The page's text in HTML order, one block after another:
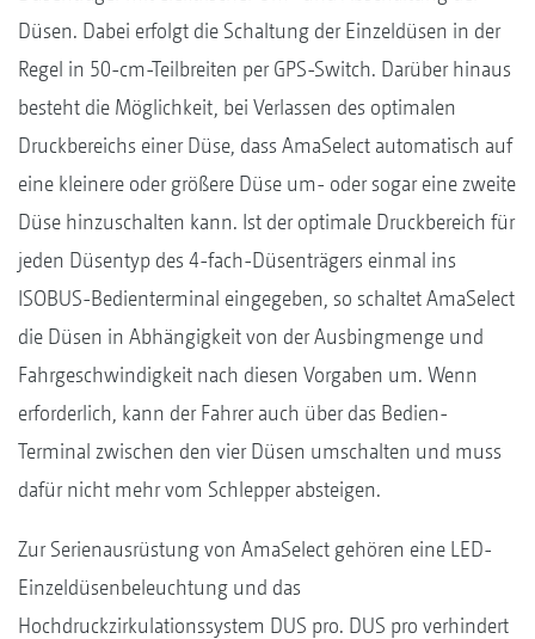
Düsen. Dabei erfolgt die Schaltung der Einzeldüsen in der
Regel in 50-cm-Teilbreiten per GPS-Switch. Darüber hinaus
besteht die Möglichkeit, bei Verlassen des optimalen
Druckbereichs einer Düse, dass AmaSelect automatisch auf
eine kleinere oder größere Düse um- oder sogar eine zweite
Düse hinzuschalten kann. Ist der optimale Druckbereich für
jeden Düsentyp des 4-fach-Düsenträgers einmal ins
ISOBUS-Bedienterminal eingegeben, so schaltet AmaSelect
die Düsen in Abhängigkeit von der Ausbingmenge und
Fahrgeschwindigkeit nach diesen Vorgaben um. Wenn
erforderlich, kann der Fahrer auch über das Bedien-
Terminal zwischen den vier Düsen umschalten und muss
dafür nicht mehr vom Schlepper absteigen.
Zur Serienausrüstung von AmaSelect gehören eine LED-
Einzeldüsenbeleuchtung und das
Hochdruckzirkulationssystem DUS pro. DUS pro verhindert